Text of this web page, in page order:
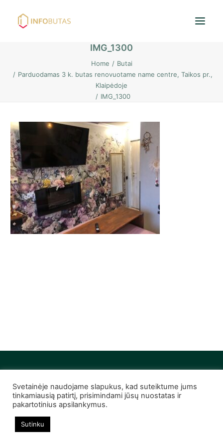
Pradžia
Žemės sklypai
Nuoma
PASKOLOS
IMG_1300
Home
Butai
Parduodamas 3 k. butas renovuotame name centre, Taikos pr.,
Klaipėdoje
IMG_1300
© 2022 Infobutas. Visos teisės saugomos
Svetainėje naudojame slapukus, kad suteiktume jums
tinkamiausią patirtį, prisimindami jūsų nuostatas ir
pakartotinius apsilankymus.
Sutinku